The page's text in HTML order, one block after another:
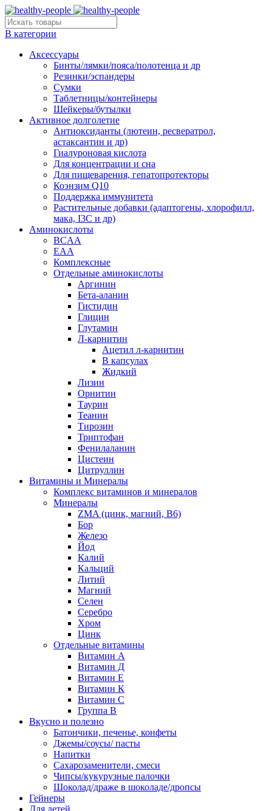
В категории
Аксессуары
Бинты/лямки/пояса/полотенца и др
Резинки/эспандеры
Сумки
Таблетницы/контейнеры
Шейкеры/бутылки
Активное долголетие
Антиоксиданты (лютеин, ресвератрол,
астаксантин и др)
Гиалуроновая кислота
Для концентрации и сна
Для пищеварения, гепатопротекторы
Коэнзим Q10
Поддержка иммунитета
Растительные добавки (адаптогены, хлорофилл,
мака, I3C и др)
Аминокислоты
BCAA
EAA
Комплексные
Отдельные аминокислоты
Аргинин
Бета-аланин
Гистидин
Глицин
Глутамин
Л-карнитин
Ацетил л-карнитин
В капсулах
Жидкий
Лизин
Орнитин
Таурин
Теанин
Тирозин
Триптофан
Фенилаланин
Цистеин
Цитруллин
Витамины и Минералы
Комплекс витаминов и минералов
Минералы
ZMA (цинк, магний, В6)
Бор
Железо
Йод
Калий
Кальций
Литий
Магний
Селен
Серебро
Хром
Цинк
Отдельные витамины
Витамин А
Витамин Д
Витамин Е
Витамин К
Витамин С
Группа В
Вкусно и полезно
Батончики, печенье, конфеты
Джемы/соусы/ пасты
Напитки
Сахарозаменители, смеси
Чипсы/кукурузные палочки
Шоколад/драже в шоколаде/дропсы
Гейнеры
Для детей